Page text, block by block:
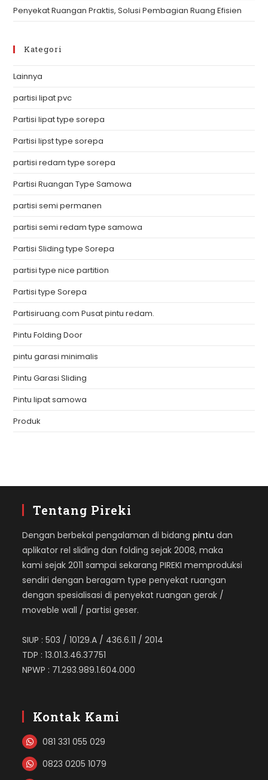
Penyekat Ruangan Praktis, Solusi Pembagian Ruang Efisien
Kategori
Lainnya
partisi lipat pvc
Partisi lipat type sorepa
Partisi lipst type sorepa
partisi redam type sorepa
Partisi Ruangan Type Samowa
partisi semi permanen
partisi semi redam type samowa
Partisi Sliding type Sorepa
partisi type nice partition
Partisi type Sorepa
Partisiruang.com Pusat pintu redam.
Pintu Folding Door
pintu garasi minimalis
Pintu Garasi Sliding
Pintu lipat samowa
Produk
Tentang Pireki
Dengan berbekal pengalaman di bidangpintu dan
aplikator rel sliding dan folding sejak 2008, maka
kami sejak 2011 sampai sekarang PIREKI memproduksi
sendiri dengan beragam type penyekat ruangan
dengan spesialisasi di penyekat ruangan gerak /
moveble wall / partisi geser.
SIUP : 503 / 10129.A / 436.6.11 / 2014
TDP : 13.01.3.46.37751
NPWP : 71.293.989.1.604.000
Kontak Kami
081 331 055 029
0823 0205 1079